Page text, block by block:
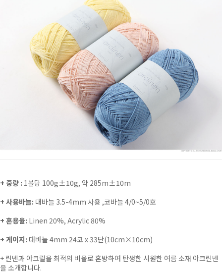
+ 중량 : 1볼당 100g±10g, 약 285m±10m
+ 사용바늘: 대바늘 3.5-4mm 사용 ,코바늘 4/0~5/0호
+ 혼용율: Linen 20%, Acrylic 80%
+ 게이지: 대바늘 4mm 24코 x 33단(10cm×10cm)
+ 린넨과 아크릴을 최적의 비율로 혼방하여 탄생한 시원한 여름 소재 아크린넨
을 소개합니다.